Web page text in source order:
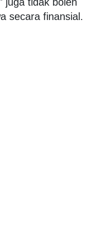
secara finansial.